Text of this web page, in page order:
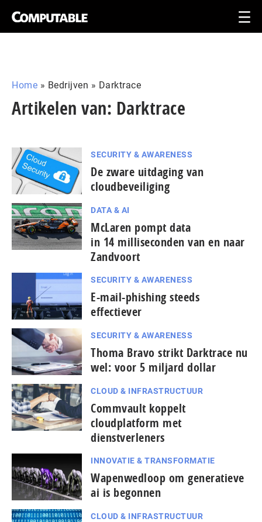
Home » Bedrijven » Darktrace
Artikelen van: Darktrace
SECURITY & AWARENESS
De zware uitdaging van
cloudbeveiliging
DATA & AI
McLaren pompt data
in 14 milliseconden van en naar
Zandvoort
SECURITY & AWARENESS
E-mail-phishing steeds
effectiever
SECURITY & AWARENESS
Thoma Bravo strikt Darktrace nu
wel: voor 5 miljard dollar
CLOUD & INFRASTRUCTUUR
Commvault koppelt
cloudplatform met
dienstverleners
INNOVATIE & TRANSFORMATIE
Wapenwedloop om generatieve
ai is begonnen
CLOUD & INFRASTRUCTUUR